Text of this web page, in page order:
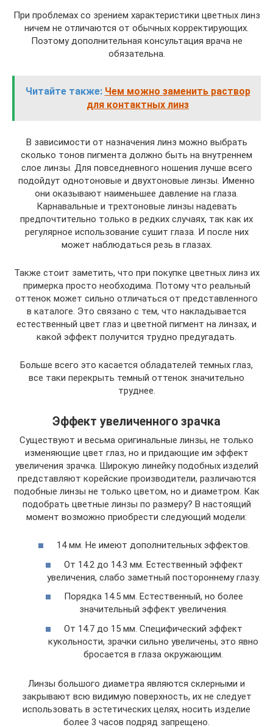
При проблемах со зрением характеристики цветных линз
ничем не отличаются от обычных корректирующих.
Поэтому дополнительная консультация врача не
обязательна.
Читайте также: Чем можно заменить раствор
для контактных линз
В зависимости от назначения линз можно выбрать
сколько тонов пигмента должно быть на внутреннем
слое линзы. Для повседневного ношения лучше всего
подойдут однотоновые и двухтоновые линзы. Именно
они оказывают наименьшее давление на глаза.
Карнавальные и трехтоновые линзы надевать
предпочтительно только в редких случаях, так как их
регулярное использование сушит глаза. И после них
может наблюдаться резь в глазах.
Также стоит заметить, что при покупке цветных линз их
примерка просто необходима. Потому что реальный
оттенок может сильно отличаться от представленного
в каталоге. Это связано с тем, что накладывается
естественный цвет глаз и цветной пигмент на линзах, и
какой эффект получится трудно предугадать.
Больше всего это касается обладателей темных глаз,
все таки перекрыть темный оттенок значительно
труднее.
Эффект увеличенного зрачка
Существуют и весьма оригинальные линзы, не только
изменяющие цвет глаз, но и придающие им эффект
увеличения зрачка. Широкую линейку подобных изделий
представляют корейские производители, различаются
подобные линзы не только цветом, но и диаметром. Как
подобрать цветные линзы по размеру? В настоящий
момент возможно приобрести следующий модели:
14 мм. Не имеют дополнительных эффектов.
От 14.2 до 14.3 мм. Естественный эффект
увеличения, слабо заметный постороннему глазу.
Порядка 14.5 мм. Естественный, но более
значительный эффект увеличения.
От 14.7 до 15 мм. Специфический эффект
кукольности, зрачки сильно увеличены, это явно
бросается в глаза окружающим.
Линзы большого диаметра являются склерными и
закрывают всю видимую поверхность, их не следует
использовать в эстетических целях, носить изделие
более 3 часов подряд запрещено.